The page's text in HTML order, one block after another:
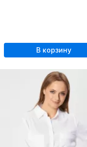
В корзину